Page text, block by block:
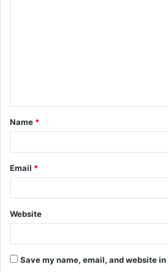
Name *
Email *
Website
Save my name, email, and website